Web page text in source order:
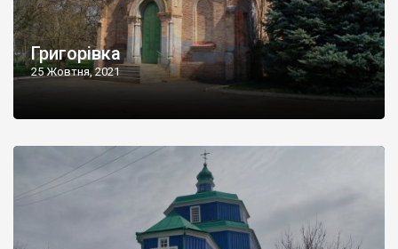
Григорівка
25 Жовтня, 2021